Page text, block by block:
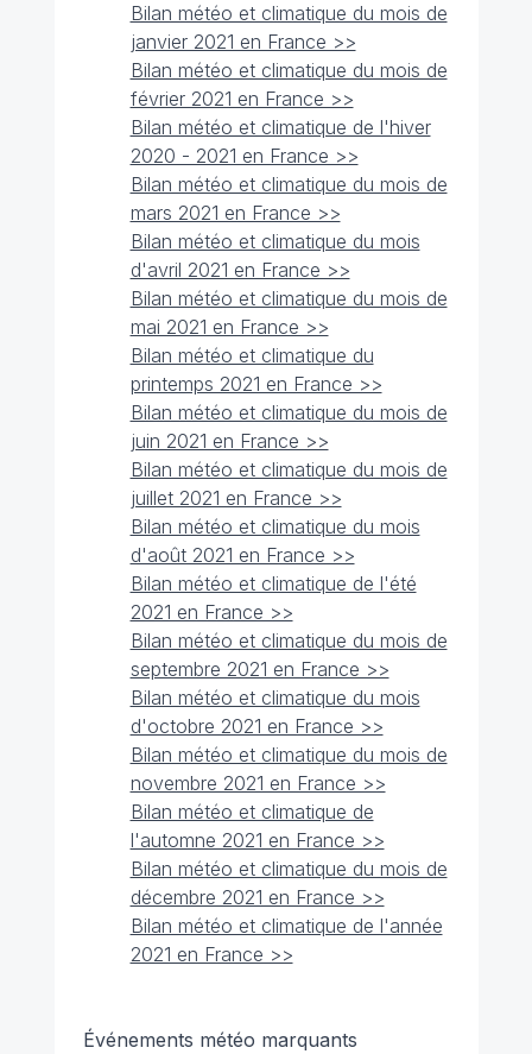
Bilan météo et climatique du mois de
janvier 2021 en France >>
Bilan météo et climatique du mois de
février 2021 en France >>
Bilan météo et climatique de l'hiver
2020 - 2021 en France >>
Bilan météo et climatique du mois de
mars 2021 en France >>
Bilan météo et climatique du mois
d'avril 2021 en France >>
Bilan météo et climatique du mois de
mai 2021 en France >>
Bilan météo et climatique du
printemps 2021 en France >>
Bilan météo et climatique du mois de
juin 2021 en France >>
Bilan météo et climatique du mois de
juillet 2021 en France >>
Bilan météo et climatique du mois
d'août 2021 en France >>
Bilan météo et climatique de l'été
2021 en France >>
Bilan météo et climatique du mois de
septembre 2021 en France >>
Bilan météo et climatique du mois
d'octobre 2021 en France >>
Bilan météo et climatique du mois de
novembre 2021 en France >>
Bilan météo et climatique de
l'automne 2021 en France >>
Bilan météo et climatique du mois de
décembre 2021 en France >>
Bilan météo et climatique de l'année
2021 en France >>
Événements météo marquants